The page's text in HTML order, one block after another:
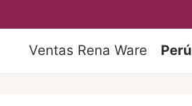
Ventas Rena Ware Perú